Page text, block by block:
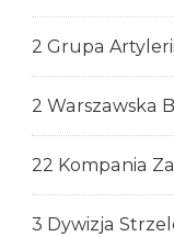
2 Grupa Artylerii
2 Warszawska
22 Kompania
3 Dywizja